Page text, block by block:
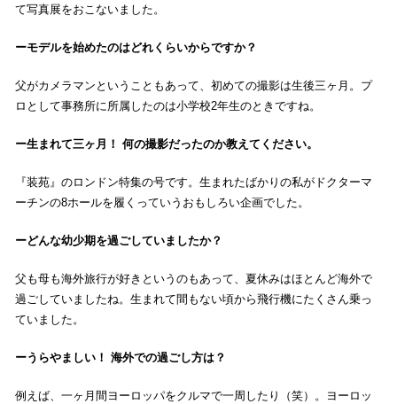
て写真展をおこないました。
モデルを始めたのはどれくらいからですか？
父がカメラマンということもあって、初めての撮影は生後三ヶ月。プ
ロとして事務所に所属したのは小学校2年生のときですね。
生まれて三ヶ月！ 何の撮影だったのか教えてください。
『装苑』のロンドン特集の号です。生まれたばかりの私がドクターマ
ーチンの8ホールを履くっていうおもしろい企画でした。
どんな幼少期を過ごしていましたか？
父も母も海外旅行が好きというのもあって、夏休みはほとんど海外で
過ごしていましたね。生まれて間もない頃から飛行機にたくさん乗っ
ていました。
うらやましい！ 海外での過ごし方は？
例えば、一ヶ月間ヨーロッパをクルマで一周したり（笑）。ヨーロッ